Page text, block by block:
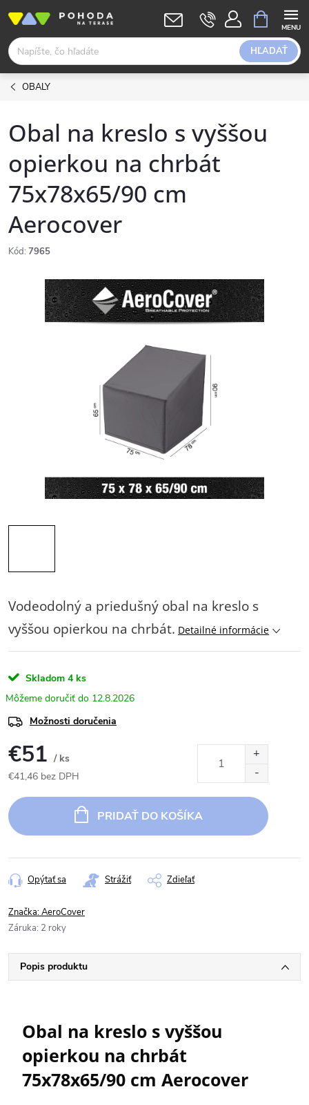
obsah
HĽADAŤ
KOŠÍK
OBALY
Obal na kreslo s vyššou
opierkou na chrbát
75x78x65/90 cm
Aerocover
Kód: 7965
Vodeodolný a priedušný obal na kreslo s
vyššou opierkou na chrbát. Detailné informácie
Skladom 4 ks
12.8.2026
Možnosti doručenia
€51 / ks
€41,46 bez DPH
cena:
PRIDAŤ DO KOŠÍKA
Opýtať sa Strážiť Zdieľať
Značka:AeroCover
Záruka: 2 roky
Popis produktu
Obal na kreslo s vyššou
opierkou na chrbát
75x78x65/90 cm Aerocover